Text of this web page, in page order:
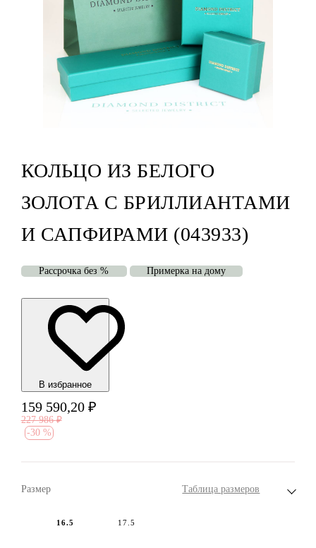
КОЛЬЦО ИЗ БЕЛОГО
ЗОЛОТА С БРИЛЛИАНТАМИ
И САПФИРАМИ (043933)
Рассрочка без % Примерка на дому
В избранноe
159 590,20 ₽
227 986 ₽
-30 %
Размер Таблица размеров
16.5 17.5